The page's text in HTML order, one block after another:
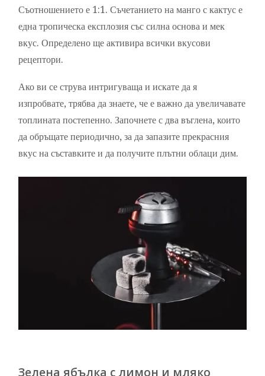
Съотношението е 1:1. Съчетанието на манго с кактус е
една тропическа експлозия със силна основа и мек
вкус. Определено ще активира всички вкусови
рецептори.
Ако ви се струва интригуваща и искате да я
изпробвате, трябва да знаете, че е важно да увеличавате
топлината постепенно. Започнете с два въглена, които
да обръщате периодично, за да запазите прекрасния
вкус на съставките и да получите плътни облаци дим.
Зелена ябълка с лимон и мляко